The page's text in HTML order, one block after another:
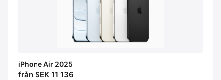
iPhone Air 2025
från SEK 11 136